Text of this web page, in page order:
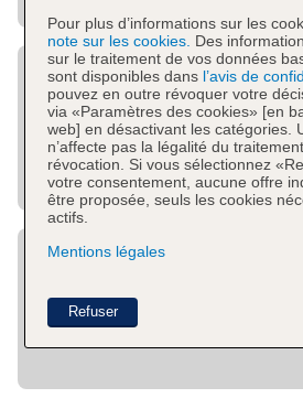
Pour plus d’informations sur les
note sur les cookies. Des
sur le traitement de vos données
sont disponibles dans l’avis de
pouvez en outre révoquer votre
via «Paramètres des cookies» [en
web] en désactivant les catégories.
n’affecte pas la légalité du
révocation. Si vous sélectionnez
votre consentement, aucune offre
être proposée, seuls les cookies
actifs.
Mentions légales
Refuser